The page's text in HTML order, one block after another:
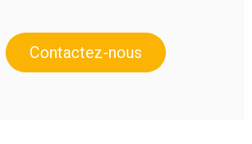
Contactez-nous